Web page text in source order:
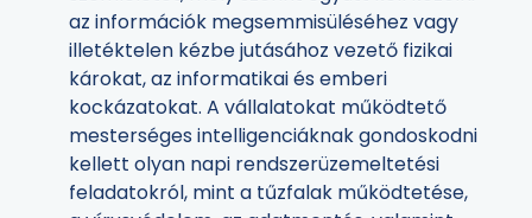
az információk megsemmisüléséhez vagy
illetéktelen kézbe jutásához vezető fizikai
károkat, az informatikai és emberi
kockázatokat. A vállalatokat működtető
mesterséges intelligenciáknak gondoskodni
kellett olyan napi rendszerüzemeltetési
feladatokról, mint a tűzfalak működtetése,